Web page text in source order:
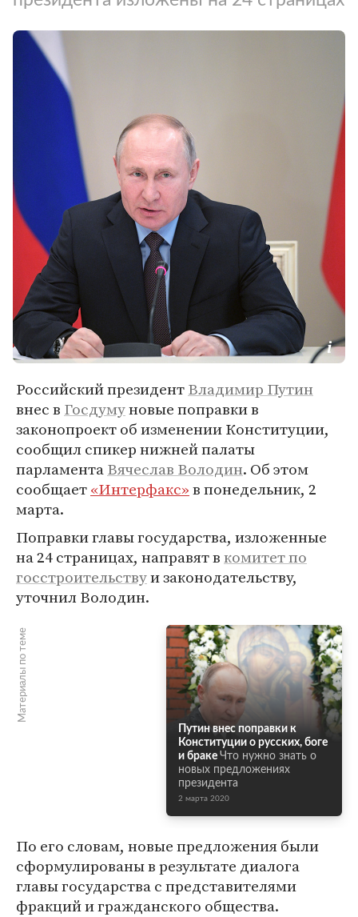
Российский президентВладимир Путин
внес в Госдумуновые поправки в
законопроект об изменении Конституции,
сообщил спикер нижней палаты
парламентаВячеслав Володин. Об этом
сообщает«Интерфакс»в понедельник, 2
марта.
Поправки главы государства, изложенные
на 24 страницах, направят вкомитет по
госстроительствуи законодательству,
уточнил Володин.
Материалы по теме
Путин внес поправки к
Конституции о русских, боге
и браке Что нужно знать о
новых предложениях
президента
2 марта 2020
По его словам, новые предложения были
сформулированы в результате диалога
главы государства с представителями
фракций и гражданского общества.